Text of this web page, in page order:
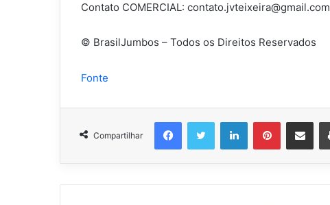
Contato COMERCIAL: contato.jvteixeira@gmail.com
© BrasilJumbos – Todos os Direitos Reservados
Fonte
Compartilhar
FacebookTwitter LinkedinPinterestCompartilhar via e-mail